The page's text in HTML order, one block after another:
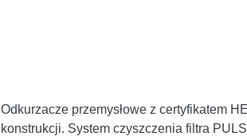
Odkurzacze przemysłowe z certyfikatem
konstrukcji. System czyszczenia filtra